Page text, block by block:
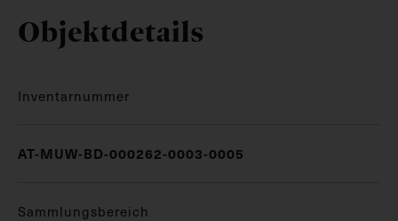
Objektdetails
Inventarnummer
AT-MUW-BD-000262-0003-0005
Sammlungsbereich